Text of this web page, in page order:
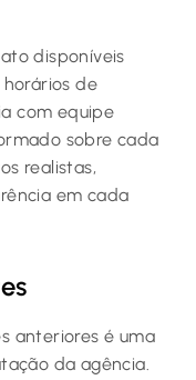
disponíveis
de
com equipe
sobre cada
realistas,
em cada
anteriores é uma
da agência.